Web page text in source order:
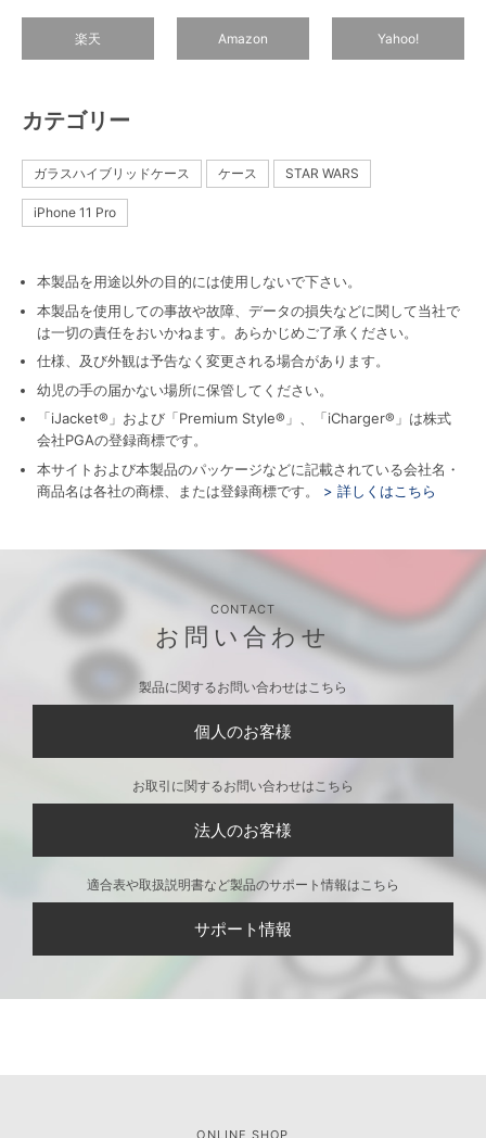
楽天 Amazon Yahoo!
カテゴリー
ガラスハイブリッドケース ケース STAR WARS
iPhone 11 Pro
本製品を用途以外の目的には使用しないで下さい。
本製品を使用しての事故や故障、データの損失などに関して当社で
は一切の責任をおいかねます。あらかじめご了承ください。
仕様、及び外観は予告なく変更される場合があります。
幼児の手の届かない場所に保管してください。
「iJacket®」および「Premium Style®」、「iCharger®」は株式
会社PGAの登録商標です。
本サイトおよび本製品のパッケージなどに記載されている会社名・
商品名は各社の商標、または登録商標です。
> 詳しくはこちら
CONTACT
お問い合わせ
製品に関するお問い合わせはこちら
個人のお客様
お取引に関するお問い合わせはこちら
法人のお客様
適合表や取扱説明書など製品のサポート情報はこちら
サポート情報
ONLINE SHOP